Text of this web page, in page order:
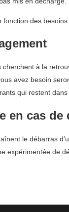
des
à la
avez besoin
qui restent
en cas de
le débarras
expérimentée